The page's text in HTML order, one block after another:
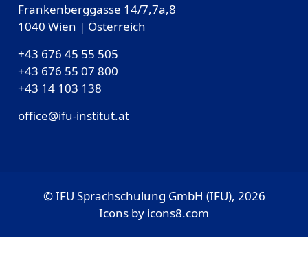
Frankenberggasse 14/7,7a,8
1040 Wien | Österreich
+43 676 45 55 505
+43 676 55 07 800
‎+43 14 103 138
office@ifu-institut.at
© IFU Sprachschulung GmbH (IFU), 2026
Icons by icons8.com